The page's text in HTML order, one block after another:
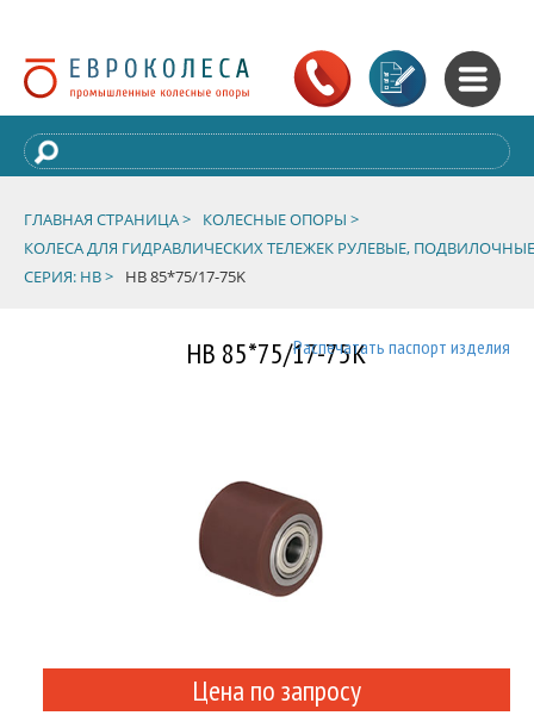
ГЛАВНАЯ СТРАНИЦА >
КОЛЕСНЫЕ ОПОРЫ >
КОЛЕСА ДЛЯ ГИДРАВЛИЧЕСКИХ ТЕЛЕЖЕК РУЛЕВЫЕ,
СЕРИЯ: HB >
HB 85*75/17-75K
HB 85*75/17-75KРаспечатать паспорт изделия
Цена по запросу